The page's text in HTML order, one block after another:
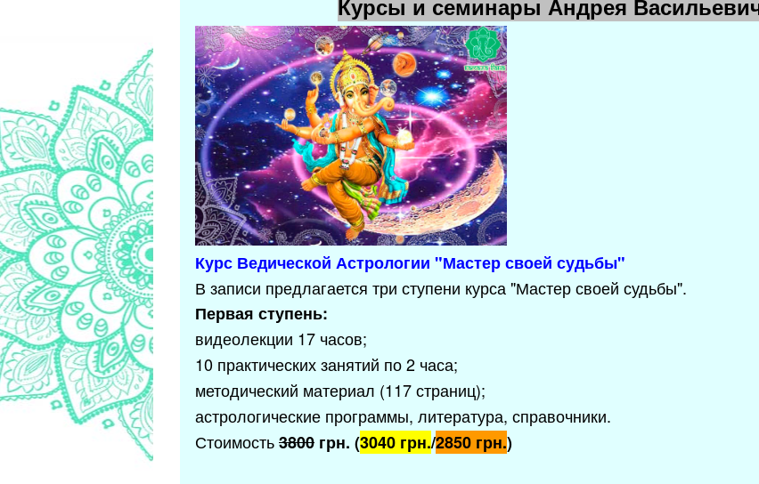
Курсы и семинары Андрея
Курс Ведической Астрологии "Мастер своей судьбы"
В записи предлагается три ступени курса "Мастер своей судьбы".
Первая ступень:
видеолекции 17 часов;
10 практических занятий по 2 часа;
методический материал (117 страниц);
астрологические программы, литература, справочники.
Стоимость3800 грн. (3040 грн./2850 грн.)